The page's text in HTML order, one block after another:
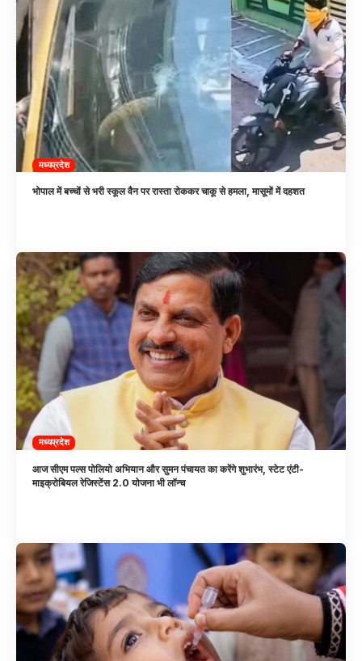
मध्यप्रदेश
भोपाल में बच्चों से भरी स्कूल वैन पर रास्ता रोककर चाकू से हमला, मासूमों में दहशत
मध्यप्रदेश
आज सीएम पल्स पोलियो अभियान और सुमन पंचायत का करेंगे शुभारंभ, स्टेट एंटी-
माइक्रोबियल रेजिस्टेंस 2.0 योजना भी लॉन्च